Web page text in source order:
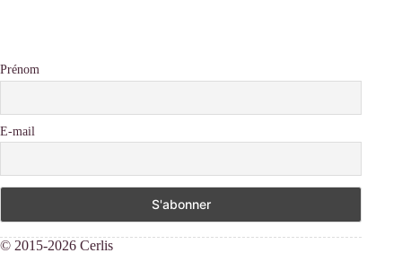
Prénom
E-mail
© 2015-2026 Cerlis